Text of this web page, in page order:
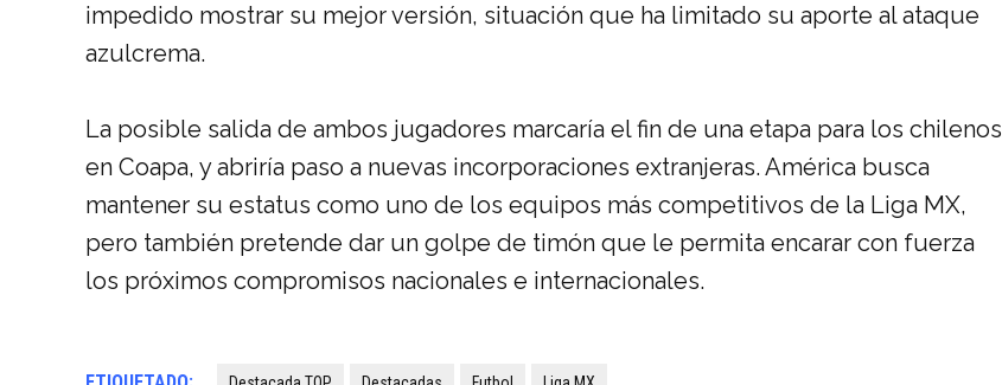
impedido mostrar su mejor versión, situación que ha limitado su aporte al ataque
azulcrema.
La posible salida de ambos jugadores marcaría el fin de una etapa para los chilenos
en Coapa, y abriría paso a nuevas incorporaciones extranjeras. América busca
mantener su estatus como uno de los equipos más competitivos de la Liga MX,
pero también pretende dar un golpe de timón que le permita encarar con fuerza
los próximos compromisos nacionales e internacionales.